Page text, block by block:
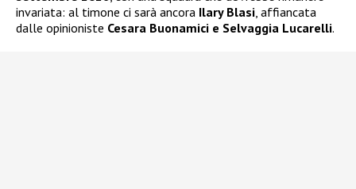
invariata: al timone ci sarà ancora Ilary Blasi, affiancata
dalle opinioniste Cesara Buonamici e Selvaggia Lucarelli.